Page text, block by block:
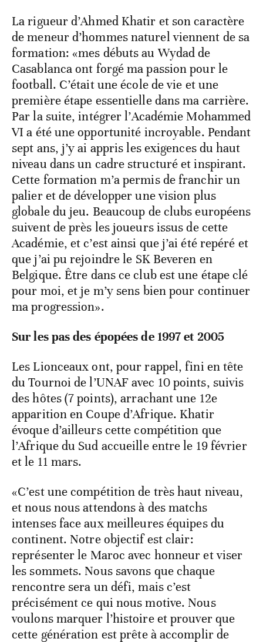
La rigueur d’Ahmed Khatir et son caractère
de meneur d’hommes naturel viennent de sa
formation: «mes débuts au Wydad de
Casablanca ont forgé ma passion pour le
football. C’était une école de vie et une
première étape essentielle dans ma carrière.
Par la suite, intégrer l’Académie Mohammed
VI a été une opportunité incroyable. Pendant
sept ans, j’y ai appris les exigences du haut
niveau dans un cadre structuré et inspirant.
Cette formation m’a permis de franchir un
palier et de développer une vision plus
globale du jeu. Beaucoup de clubs européens
suivent de près les joueurs issus de cette
Académie, et c’est ainsi que j’ai été repéré et
que j’ai pu rejoindre le SK Beveren en
Belgique. Être dans ce club est une étape clé
pour moi, et je m’y sens bien pour continuer
ma progression».
Sur les pas des épopées de 1997 et 2005
Les Lionceaux ont, pour rappel, fini en tête
du Tournoi de l’UNAF avec 10 points, suivis
des hôtes (7 points), arrachant une 12e
apparition en Coupe d’Afrique. Khatir
évoque d’ailleurs cette compétition que
l’Afrique du Sud accueille entre le 19 février
et le 11 mars.
«C’est une compétition de très haut niveau,
et nous nous attendons à des matchs
intenses face aux meilleures équipes du
continent. Notre objectif est clair:
représenter le Maroc avec honneur et viser
les sommets. Nous savons que chaque
rencontre sera un défi, mais c’est
précisément ce qui nous motive. Nous
voulons marquer l’histoire et prouver que
cette génération est prête à accomplir de